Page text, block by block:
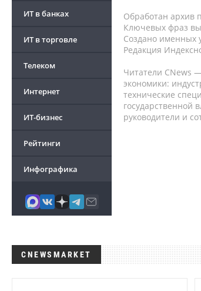
ИТ в банках
ИТ в торговле
Телеком
Интернет
ИТ-бизнес
Рейтинги
Инфографика
Обработан архив
Ключевых фраз
Создано именных
Редакция
Читатели CNews
экономики:
технические
государственной
руководители и
CNEWSMARKET